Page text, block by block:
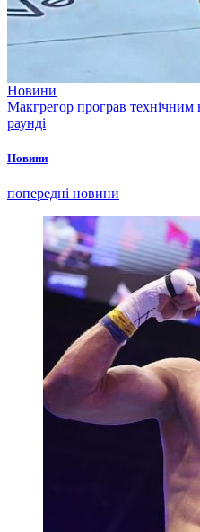
Новини
Макгрегор програв
раунді
Новини
попередні новини